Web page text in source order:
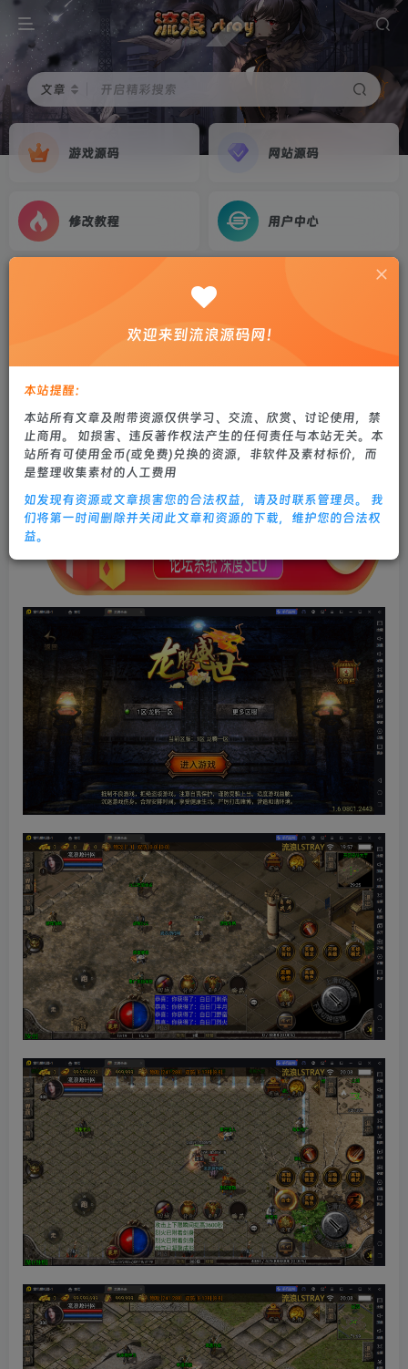
文章 开启精彩搜索
游戏源码 网站源码
修改教程 用户中心
3年前更新
0 855 21
欢迎来到流浪源码网！
本站提醒：
本站所有文章及附带资源仅供学习、交流、欣赏、讨论使用，禁
止商用。 如损害、违反著作权法产生的任何责任与本站无关。本
站所有可使用金币(或免费)兑换的资源，非软件及素材标价，而
是整理收集素材的人工费用
如发现有资源或文章损害您的合法权益，请及时联系管理员。 我
们将第一时间删除并关闭此文章和资源的下载，维护您的合法权
益。